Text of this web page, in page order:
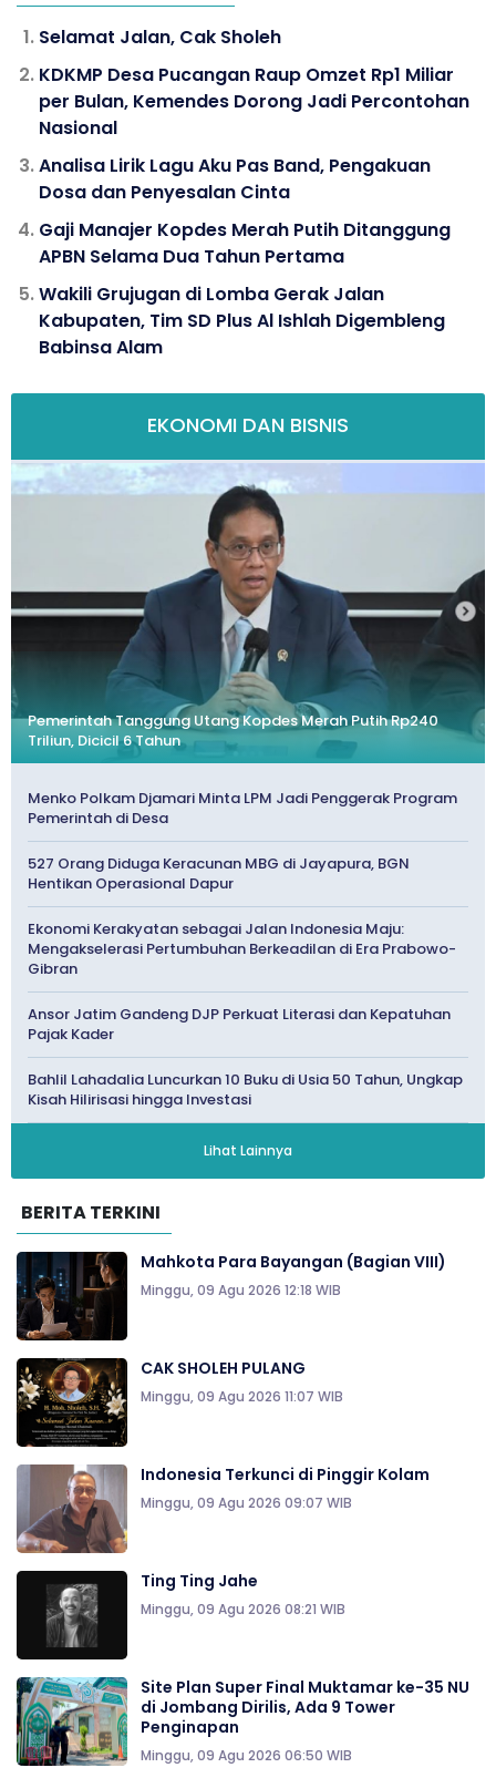
Selamat Jalan, Cak Sholeh
KDKMP Desa Pucangan Raup Omzet Rp1 Miliar
per Bulan, Kemendes Dorong Jadi Percontohan
Nasional
Analisa Lirik Lagu Aku Pas Band, Pengakuan
Dosa dan Penyesalan Cinta
Gaji Manajer Kopdes Merah Putih Ditanggung
APBN Selama Dua Tahun Pertama
Wakili Grujugan di Lomba Gerak Jalan
Kabupaten, Tim SD Plus Al Ishlah Digembleng
Babinsa Alam
EKONOMI DAN BISNIS
Pemerintah Tanggung Utang Kopdes Merah Putih Rp240
Triliun, Dicicil 6 Tahun
Menko Polkam Djamari Minta LPM Jadi Penggerak Program
Pemerintah di Desa
527 Orang Diduga Keracunan MBG di Jayapura, BGN
Hentikan Operasional Dapur
Ekonomi Kerakyatan sebagai Jalan Indonesia Maju:
Mengakselerasi Pertumbuhan Berkeadilan di Era Prabowo-
Gibran
Ansor Jatim Gandeng DJP Perkuat Literasi dan Kepatuhan
Pajak Kader
Bahlil Lahadalia Luncurkan 10 Buku di Usia 50 Tahun, Ungkap
Kisah Hilirisasi hingga Investasi
Lihat Lainnya
BERITA TERKINI
Mahkota Para Bayangan (Bagian VIII)
Minggu, 09 Agu 2026 12:18 WIB
CAK SHOLEH PULANG
Minggu, 09 Agu 2026 11:07 WIB
Indonesia Terkunci di Pinggir Kolam
Minggu, 09 Agu 2026 09:07 WIB
Ting Ting Jahe
Minggu, 09 Agu 2026 08:21 WIB
Site Plan Super Final Muktamar ke-35 NU
di Jombang Dirilis, Ada 9 Tower
Penginapan
Minggu, 09 Agu 2026 06:50 WIB